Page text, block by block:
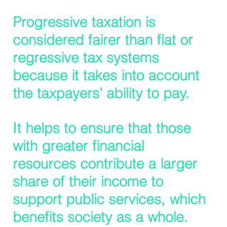
Progressive taxation is
considered fairer than flat or
regressive tax systems
because it takes into account
the taxpayers' ability to pay.
It helps to ensure that those
with greater financial
resources contribute a larger
share of their income to
support public services, which
benefits society as a whole.